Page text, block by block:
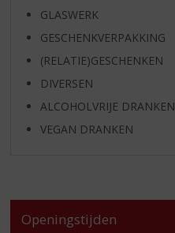
GLASWERK
GESCHENKVERPAKKING
(RELATIE)GESCHENKEN
DIVERSEN
ALCOHOLVRIJE DRANKEN
VEGAN DRANKEN
Openingstijden